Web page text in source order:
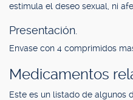
estimula el deseo sexual, ni
Presentación.
Envase con 4 comprimidos
Medicamentos
Este es un listado de algunos